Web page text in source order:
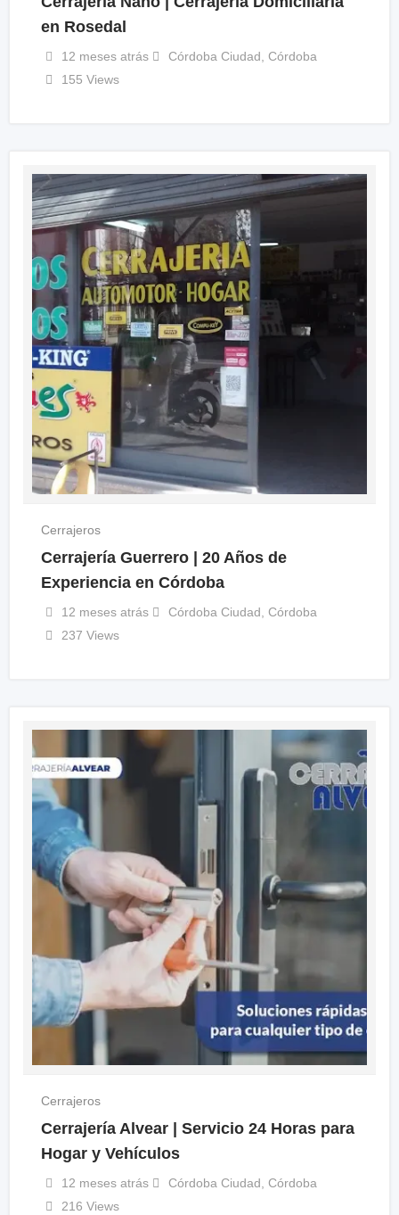
en Rosedal
12 meses atrás Córdoba Ciudad, Córdoba
155 Views
Cerrajeros
Cerrajería Guerrero | 20 Años de
Experiencia en Córdoba
12 meses atrás Córdoba Ciudad, Córdoba
237 Views
Cerrajeros
Cerrajería Alvear | Servicio 24 Horas para
Hogar y Vehículos
12 meses atrás Córdoba Ciudad, Córdoba
216 Views